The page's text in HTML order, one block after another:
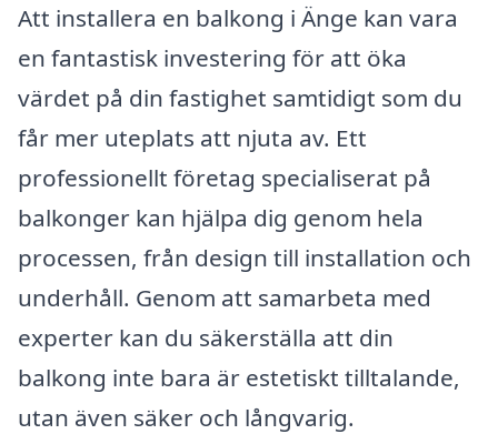
Att installera en balkong i Änge kan vara
en fantastisk investering för att öka
värdet på din fastighet samtidigt som du
får mer uteplats att njuta av. Ett
professionellt företag specialiserat på
balkonger kan hjälpa dig genom hela
processen, från design till installation och
underhåll. Genom att samarbeta med
experter kan du säkerställa att din
balkong inte bara är estetiskt tilltalande,
utan även säker och långvarig.